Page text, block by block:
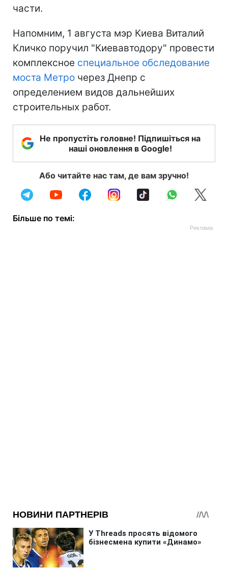
части.
Напомним, 1 августа мэр Киева Виталий
Кличко поручил "Киевавтодору" провести
комплексное специальное обследование
моста Метро через Днепр с
определением видов дальнейших
строительных работ.
Не пропустіть головне! Підпишіться на
наші оновлення в Google!
Або читайте нас там, де вам зручно!
Більше по темі: